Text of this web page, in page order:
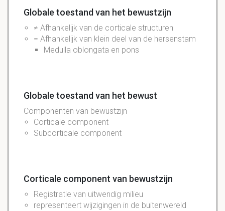
Globale toestand van het bewustzijn
≠ Afhankelijk van de corticale structuren
= Afhankelijk van klein deel van de hersenstam
Medulla oblongata en pons
Globale toestand van het bewust
Componenten van bewustzijn
Corticale component
Subcorticale component
Corticale component van bewustzijn
Registratie van uitwendig milieu
representeert wijzigingen in de buitenwereld